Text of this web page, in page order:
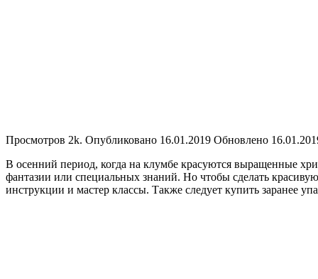
Просмотров 2k. Опубликовано 16.01.2019 Обновлено
В осенний период, когда на клумбе красуются выращенные
фантазии или специальных знаний. Но чтобы сделать
инструкции и мастер классы. Также следует купить заранее